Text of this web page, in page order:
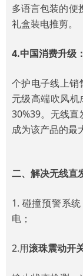
多语言包装的便
礼盒装电推剪。
4.中国消费升级：
个护电子线上销
元级高端吹风机
30%39。无线
成为该产品的最
二、解决无线直
1. 碰撞预警系
电；
2.用滚珠震动开